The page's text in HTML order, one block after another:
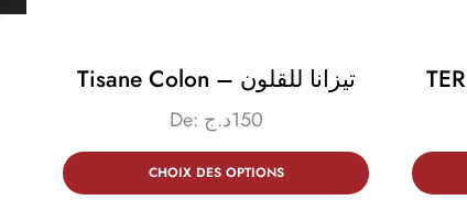
Tisane Colon – تيزانا للقلون
De: 150د.ج
CHOIX DES OPTIONS